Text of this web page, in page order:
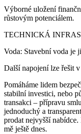
Výborné uložení
růstovým potenciálem.
TECHNICKÁ
Voda: Stavební voda je
Další napojení lze řešit
Pomáháme lidem
stabilní investici, nebo
transakci – přípravu
jednoduchý a
prodat nejvyšší
mě ještě dnes.